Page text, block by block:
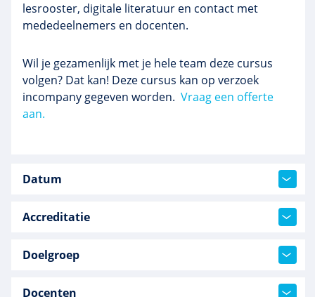
lesrooster, digitale literatuur en contact met
mededeelnemers en docenten.
Wil je gezamenlijk met je hele team deze cursus
volgen? Dat kan! Deze cursus kan op verzoek
incompany gegeven worden. Vraag een offerte
aan.
Datum
Accreditatie
Doelgroep
Docenten